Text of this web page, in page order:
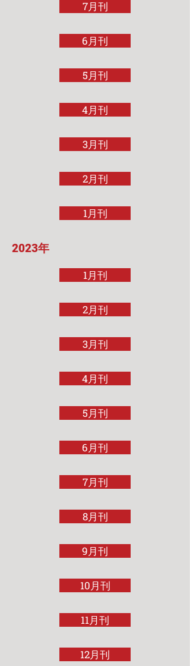
7月刊
6月刊
5月刊
4月刊
3月刊
2月刊
1月刊
2023年
1月刊
2月刊
3月刊
4月刊
5月刊
6月刊
7月刊
8月刊
9月刊
10月刊
11月刊
12月刊